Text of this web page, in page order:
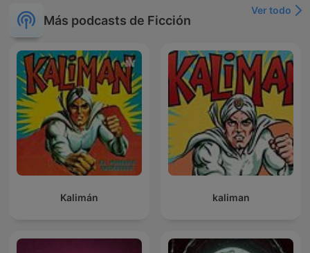
Más podcasts de Ficción
Ver todo
Kalimán kaliman